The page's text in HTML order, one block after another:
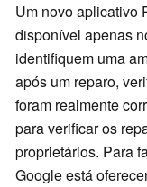
Um novo aplicativo
disponível apenas
identifiquem uma
após um reparo,
foram realmente
para verificar os
proprietários. Para
Google está